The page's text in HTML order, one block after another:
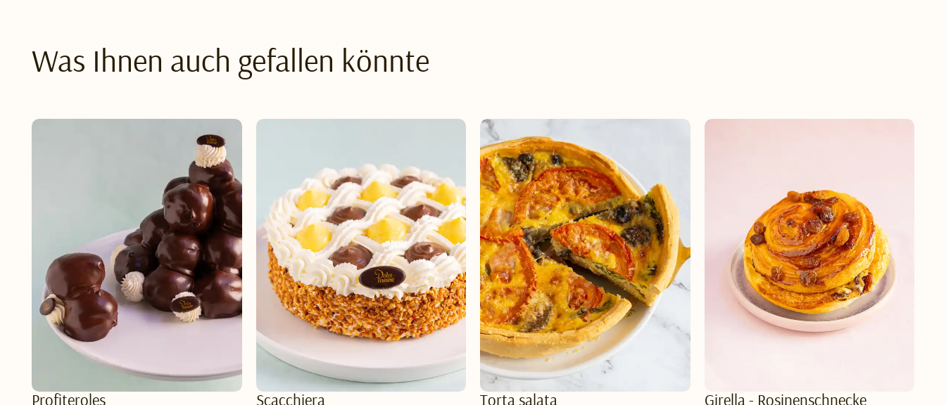
Was Ihnen auch gefallen könnte
Profiteroles Scacchiera
Torta salata
Girella - Rosinenschnecke